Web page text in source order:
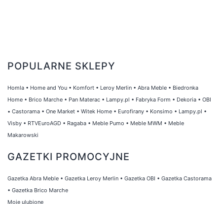
POPULARNE SKLEPY
Homla • Home and You • Komfort • Leroy Merlin • Abra Meble • Biedronka
Home • Brico Marche • Pan Materac • Lampy.pl • Fabryka Form • Dekoria • OBI
• Castorama • One Market • Witek Home • Eurofirany • Konsimo • Lampy.pl •
Visby • RTVEuroAGD • Ragaba • Meble Pumo • Meble MWM • Meble
Makarowski
GAZETKI PROMOCYJNE
Gazetka Abra Meble • Gazetka Leroy Merlin • Gazetka OBI • Gazetka Castorama
• Gazetka Brico Marche
Moje ulubione